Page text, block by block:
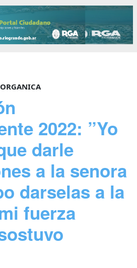
2022: ”Yo
darle
a la senora
darselas a la
fuerza